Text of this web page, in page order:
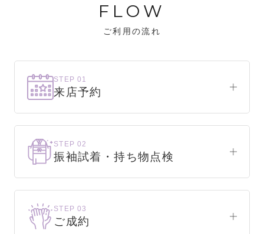
FLOW
ご利用の流れ
STEP 01
来店予約
まずはお気軽にご来店ください。
STEP 02
振袖試着・持ち物点検
お気に入りの振袖が見つかるまで、何着でも
試着できます。
STEP 03
ご成約